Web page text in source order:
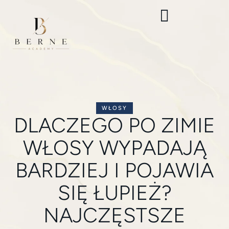
WŁOSY
DLACZEGO PO ZIMIE
WŁOSY WYPADAJĄ
BARDZIEJ I POJAWIA
SIĘ ŁUPIEŻ?
NAJCZĘSTSZE